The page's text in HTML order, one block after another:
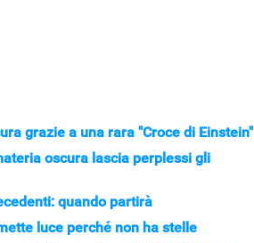
grazie a una rara "Croce di Einstein"
oscura lascia perplessi gli
quando partirà
luce perché non ha stelle